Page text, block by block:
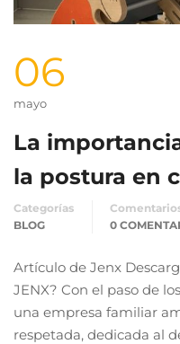
06
mayo
La
la postura en
Categorías
BLOG
0
Artículo de Jenx
JENX? Con el paso de
una empresa familiar
respetada, dedicada al